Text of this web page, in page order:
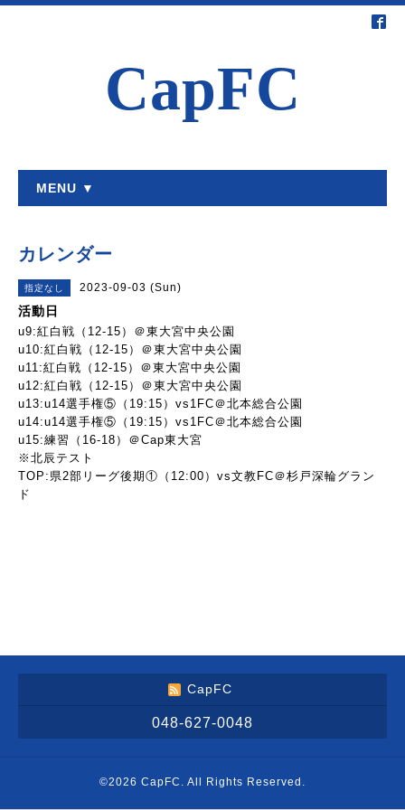
CapFC
MENU ▼
カレンダー
指定なし 2023-09-03 (Sun)
活動日
u9:紅白戦（12-15）＠東大宮中央公園
u10:紅白戦（12-15）＠東大宮中央公園
u11:紅白戦（12-15）＠東大宮中央公園
u12:紅白戦（12-15）＠東大宮中央公園
u13:u14選手権⑤（19:15）vs1FC＠北本総合公園
u14:u14選手権⑤（19:15）vs1FC＠北本総合公園
u15:練習（16-18）＠Cap東大宮
※北辰テスト
TOP:県2部リーグ後期①（12:00）vs文教FC＠杉戸深輪グラン
ド
CapFC
048-627-0048
©2026 CapFC . All Rights Reserved.